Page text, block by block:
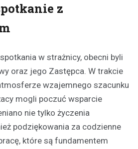
z
w strażnicy, obecni byli
oraz jego Zastępca. W trakcie
wzajemnego szacunku
mogli poczuć wsparcie
nie tylko życzenia
podziękowania za codzienne
które są fundamentem